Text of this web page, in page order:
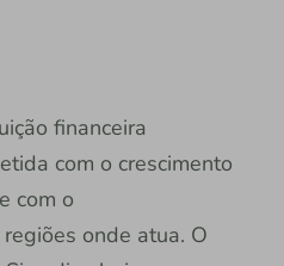
financeira
com o crescimento
com o
onde atua. O